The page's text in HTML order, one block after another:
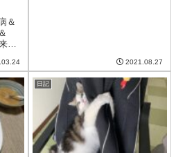
＆
事
た
し
か
け
2021.08.27
日記